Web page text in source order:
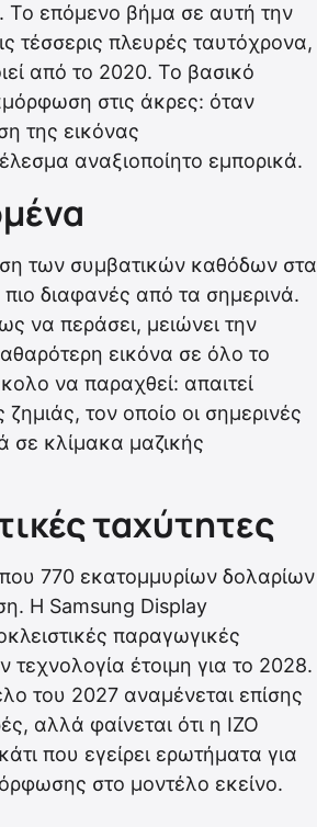
. Το επόμενο βήμα σε αυτή την
τέσσερις πλευρές ταυτόχρονα,
από το 2020. Το βασικό
στις άκρες: όταν
της εικόνας
αναξιοποίητο εμπορικά.
των συμβατικών καθόδων στα
διαφανές από τα σημερινά.
να περάσει, μειώνει την
εικόνα σε όλο το
να παραχθεί: απαιτεί
τον οποίο οι σημερινές
σε κλίμακα μαζικής
ταχύτητες
770 εκατομμυρίων δολαρίων
Η Samsung Display
παραγωγικές
τεχνολογία έτοιμη για το 2028.
του 2027 αναμένεται επίσης
αλλά φαίνεται ότι η IZO
που εγείρει ερωτήματα για
στο μοντέλο εκείνο.